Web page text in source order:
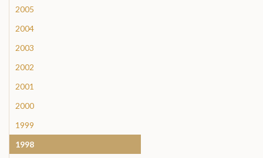
2005
2004
2003
2002
2001
2000
1999
1998